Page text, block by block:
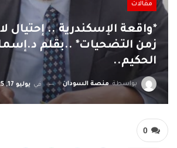
مقالات
*واقعة الإسكندرية .. إحتيال
زمن التضحيات* ..بقلم
الحكيم..
بواسطةمنصة السودان في يوليو 17, 2025
0